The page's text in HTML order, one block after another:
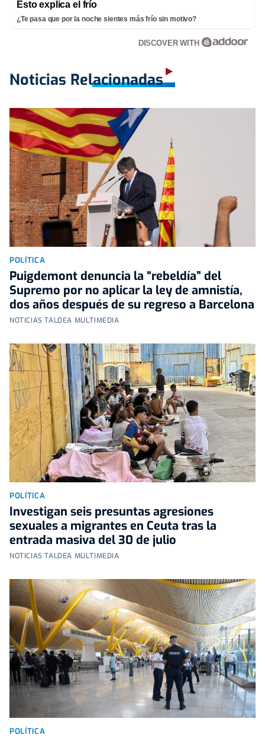
Esto explica el frío
¿Te pasa que por la noche sientes más frío sin motivo?
DISCOVER WITH
Noticias Relacionadas
POLÍTICA
Puigdemont denuncia la “rebeldía” del
Supremo por no aplicar la ley de amnistía,
dos años después de su regreso a Barcelona
NOTICIAS TALDEA MULTIMEDIA
POLÍTICA
Investigan seis presuntas agresiones
sexuales a migrantes en Ceuta tras la
entrada masiva del 30 de julio
NOTICIAS TALDEA MULTIMEDIA
POLÍTICA